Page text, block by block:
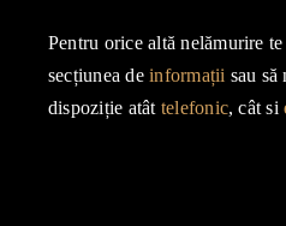
Pentru orice altă nelămurire
secțiunea deinformații sau să
dispoziție atât telefonic, cât si